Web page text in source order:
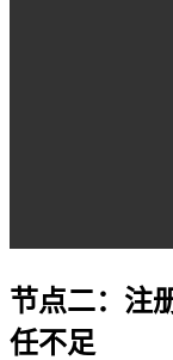
节点二：注
任不足